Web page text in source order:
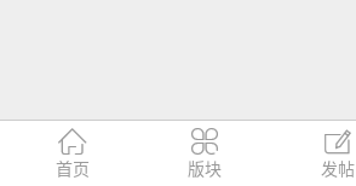

首页

版块

发帖